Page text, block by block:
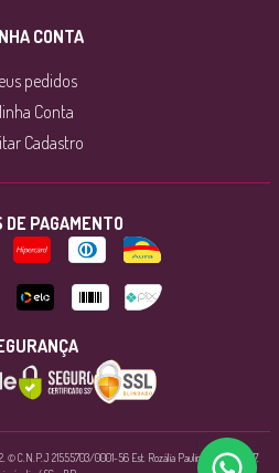
CONTA
pedidos
Conta
Cadastro
DE PAGAMENTO
© C.N.P.J 21555703/0001-56 Est. Rozália Paulina Ferreira, 1897.